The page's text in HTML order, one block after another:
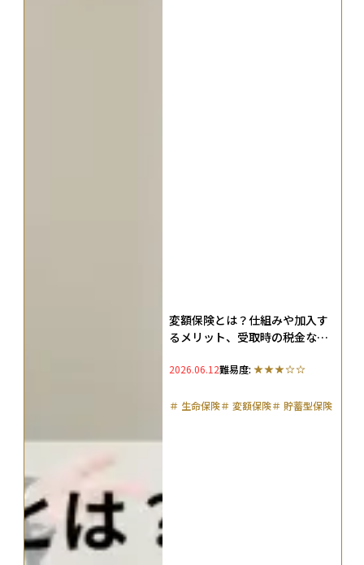
変額保険とは？仕組みや加入す
るメリット、受取時の税金など
2026.06.12難易度:
＃ 生命保険＃ 変額保険＃ 貯蓄型保険